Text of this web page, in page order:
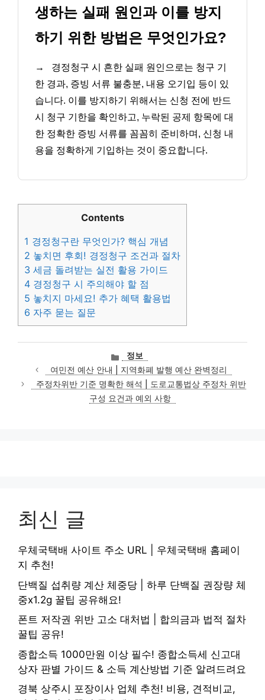
생하는 실패 원인과 이를 방지
하기 위한 방법은 무엇인가요?
→
경정청구 시 흔한 실패 원인으로는 청구 기
한 경과, 증빙 서류 불충분, 내용 오기입 등이 있
습니다. 이를 방지하기 위해서는 신청 전에 반드
시 청구 기한을 확인하고, 누락된 공제 항목에 대
한 정확한 증빙 서류를 꼼꼼히 준비하며, 신청 내
용을 정확하게 기입하는 것이 중요합니다.
Contents
1 경정청구란 무엇인가? 핵심 개념
2 놓치면 후회! 경정청구 조건과 절차
3 세금 돌려받는 실전 활용 가이드
4 경정청구 시 주의해야 할 점
5 놓치지 마세요! 추가 혜택 활용법
6 자주 묻는 질문
카
테
고
리
정보
여민전 예산 안내 | 지역화폐 발행 예산 완벽정리
주정차위반 기준 명확한 해석 | 도로교통법상 주정차 위반
구성 요건과 예외 사항
최신 글
우체국택배 사이트 주소 URL | 우체국택배 홈페이
지 추천!
단백질 섭취량 계산 체중당 | 하루 단백질 권장량 체
중x1.2g 꿀팁 공유해요!
폰트 저작권 위반 고소 대처법 | 합의금과 법적 절차
꿀팁 공유!
종합소득 1000만원 이상 필수! 종합소득세 신고대
상자 판별 가이드 & 소득 계산방법 기준 알려드려요
경북 상주시 포장이사 업체 추천! 비용, 견적비교,